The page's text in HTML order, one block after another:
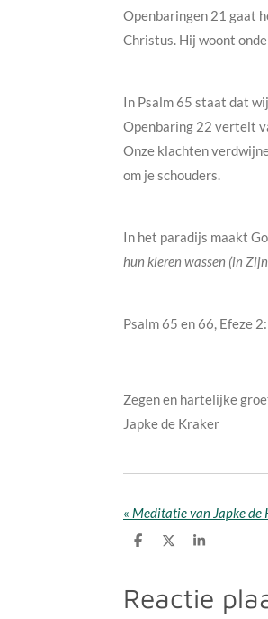
Openbaringen 21 gaat
Christus. Hij woont
In Psalm 65 staat dat
Openbaring 22 vertelt
Onze klachten
om je schouders.
In het paradijs maakt
hun kleren wassen (in
Psalm 65 en 66, Efeze
Zegen en hartelijke
Japke de Kraker
« Meditatie van Japke de
D
n
D
S
e
Reactie